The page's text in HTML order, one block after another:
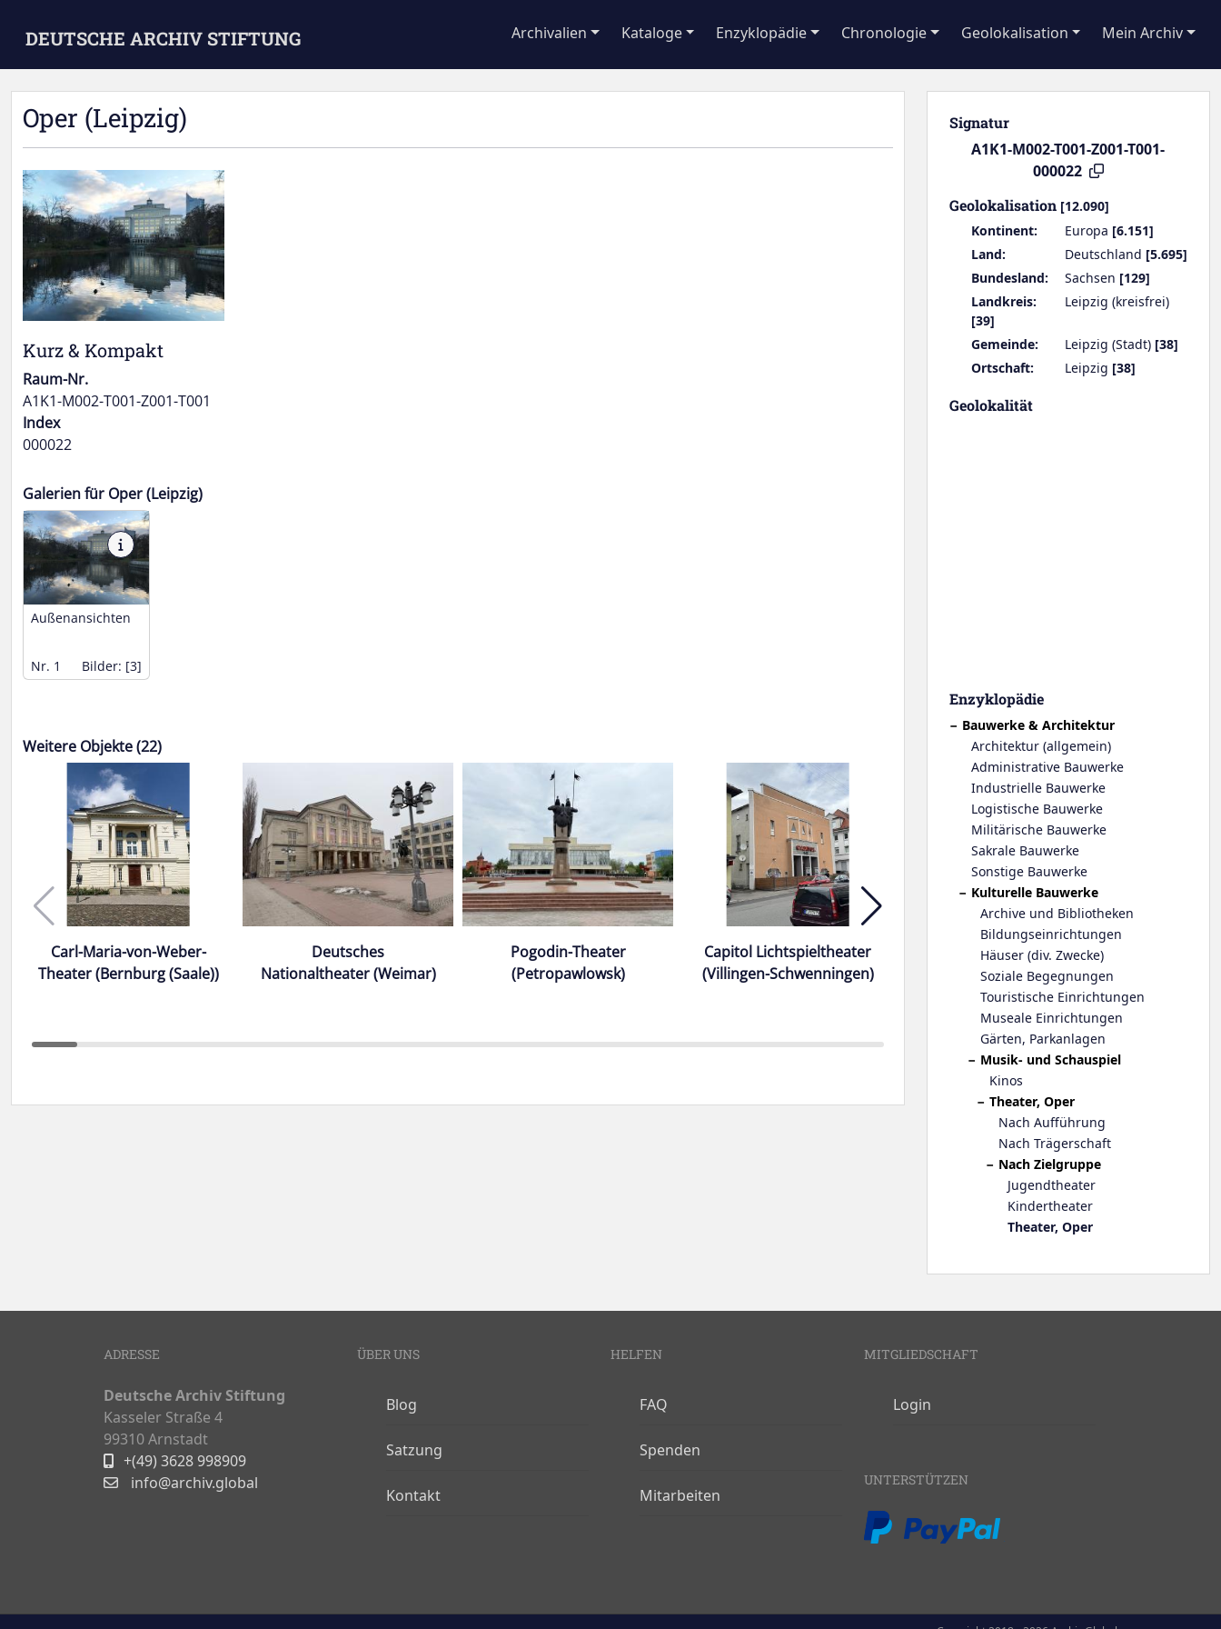
DEUTSCHE ARCHIV STIFTUNG Archivalien Kataloge Enzyklopädie Chronologie Geolokalisation Mein Archiv
Oper (Leipzig)
Kurz & Kompakt
Raum-Nr.
A1K1-M002-T001-Z001-T001
Index
000022
Galerien für Oper (Leipzig)
Außenansichten
Nr. 1 Bilder: [3]
Weitere Objekte (22)
Carl-Maria-von-Weber-
Theater (Bernburg (Saale))
Deutsches
Nationaltheater (Weimar)
Pogodin-Theater
(Petropawlowsk)
Capitol Lichtspieltheater
(Villingen-Schwenningen)
Aldwych Theatre (London)
Signatur
A1K1-M002-T001-Z001-T001-
000022
Geolokalisation [12.090]
Kontinent:
Europa [6.151]
Land:
Deutschland [5.695]
Bundesland:
Sachsen [129]
Landkreis:
Leipzig (kreisfrei)
[39]
Gemeinde:
Leipzig (Stadt) [38]
Ortschaft:
Leipzig [38]
Geolokalität
Enzyklopädie
Bauwerke & Architektur
Architektur (allgemein)
Administrative Bauwerke
Industrielle Bauwerke
Logistische Bauwerke
Militärische Bauwerke
Sakrale Bauwerke
Sonstige Bauwerke
Kulturelle Bauwerke
Archive und Bibliotheken
Bildungseinrichtungen
Häuser (div. Zwecke)
Soziale Begegnungen
Touristische Einrichtungen
Museale Einrichtungen
Gärten, Parkanlagen
Musik- und Schauspiel
Kinos
Theater, Oper
Nach Aufführung
Nach Trägerschaft
Nach Zielgruppe
Jugendtheater
Kindertheater
Theater, Oper
ADRESSE
Deutsche Archiv Stiftung
Kasseler Straße 4
99310 Arnstadt
+(49) 3628 998909
info@archiv.global
ÜBER UNS
Blog
Satzung
Kontakt
HELFEN
FAQ
Spenden
Mitarbeiten
MITGLIEDSCHAFT
Login
UNTERSTÜTZEN